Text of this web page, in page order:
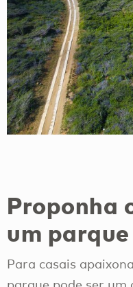
Proponha
um
Para casais